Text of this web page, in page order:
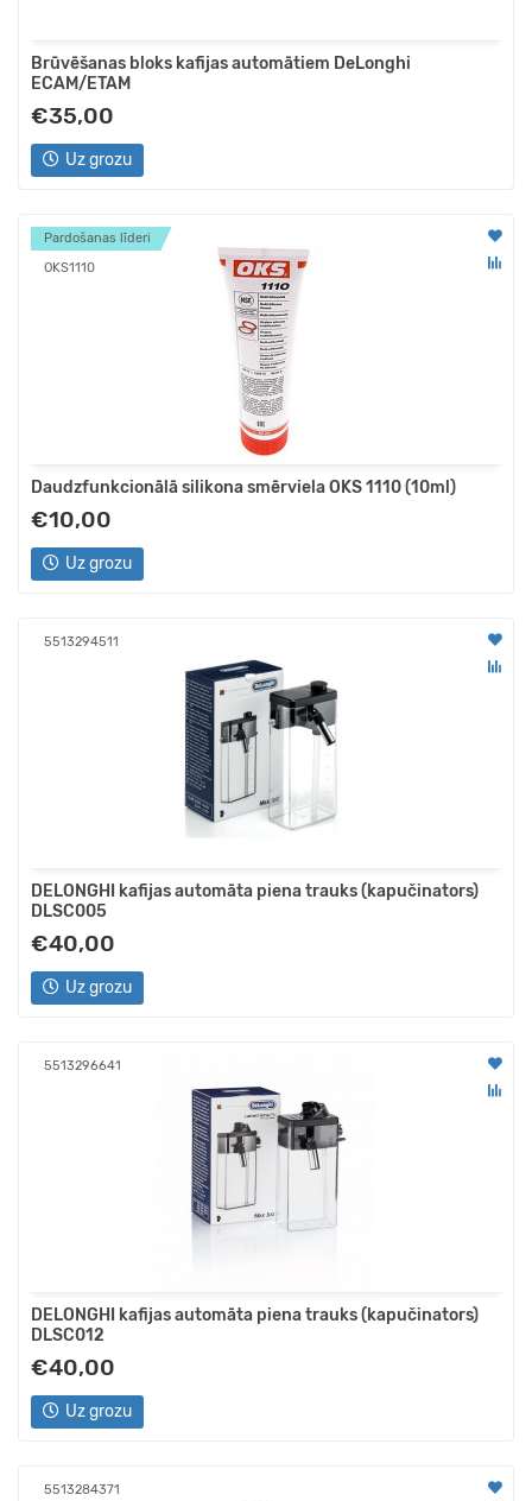
Brūvēšanas bloks kafijas automātiem DeLonghi
ECAM/ETAM
€35,00
Uz grozu
Pardošanas līderi
OKS1110
Daudzfunkcionālā silikona smērviela OKS 1110 (10ml)
€10,00
Uz grozu
5513294511
DELONGHI kafijas automāta piena trauks (kapučinators)
DLSC005
€40,00
Uz grozu
5513296641
DELONGHI kafijas automāta piena trauks (kapučinators)
DLSC012
€40,00
Uz grozu
5513284371